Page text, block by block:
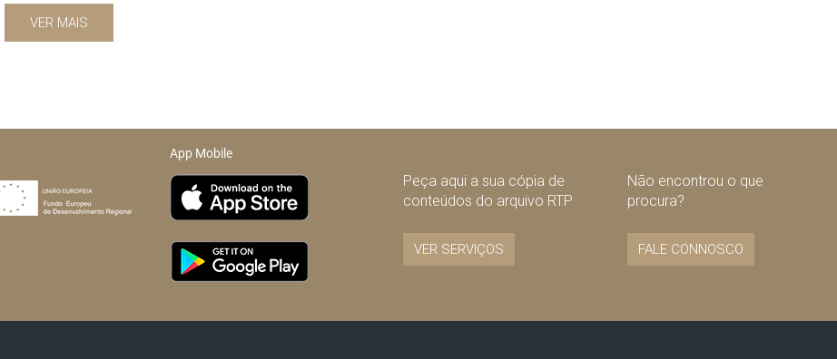
VER MAIS
App Mobile
Peça aqui a sua cópia de
conteúdos do arquivo RTP
VER SERVIÇOS
Não encontrou o que
procura?
FALE CONNOSCO